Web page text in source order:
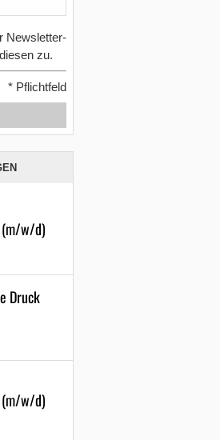
Newsletter-
zu.
* Pflichtfeld
(m/w/d)
Druck
(m/w/d)